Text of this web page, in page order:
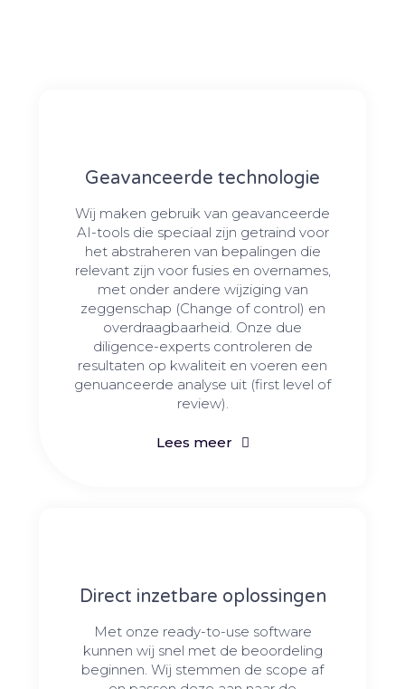
Geavanceerde technologie
Wij maken gebruik van geavanceerde
AI-tools die speciaal zijn getraind voor
het abstraheren van bepalingen die
relevant zijn voor fusies en overnames,
met onder andere wijziging van
zeggenschap (Change of control) en
overdraagbaarheid. Onze due
diligence-experts controleren de
resultaten op kwaliteit en voeren een
genuanceerde analyse uit (first level of
review).
Lees meer
Direct inzetbare oplossingen
Met onze ready-to-use software
kunnen wij snel met de beoordeling
beginnen. Wij stemmen de scope af